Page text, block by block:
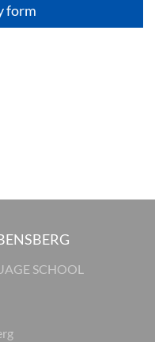
form
SCHOOL